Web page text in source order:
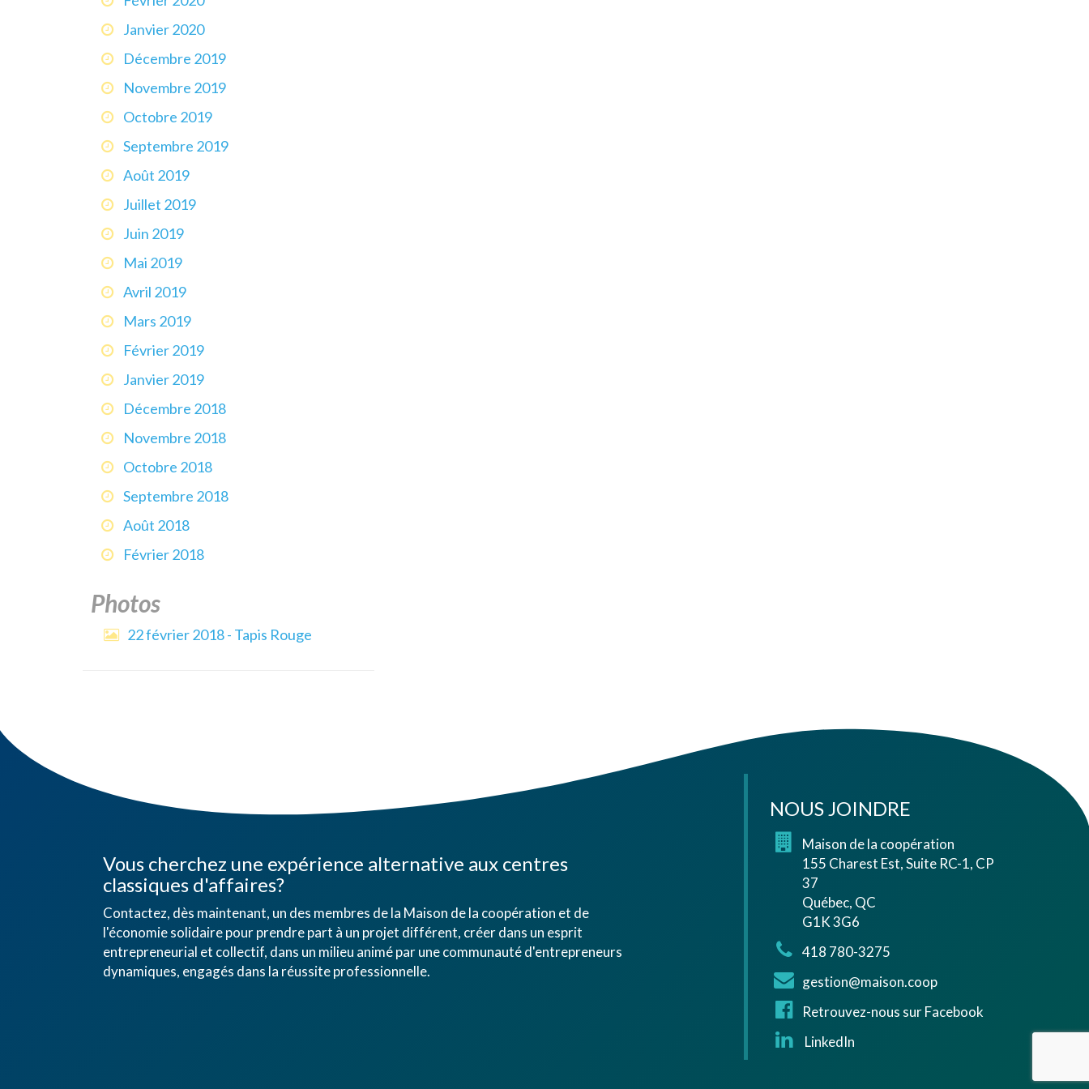
Janvier 2020
Décembre 2019
Novembre 2019
Octobre 2019
Septembre 2019
Août 2019
Juillet 2019
Juin 2019
Mai 2019
Avril 2019
Mars 2019
Février 2019
Janvier 2019
Décembre 2018
Novembre 2018
Octobre 2018
Septembre 2018
Août 2018
Février 2018
Photos
22 février 2018 - Tapis Rouge
Vous cherchez une expérience alternative aux centres
classiques d'affaires?
Contactez, dès maintenant, un des membres de la Maison de la coopération et de
l'économie solidaire pour prendre part à un projet différent, créer dans un esprit
entrepreneurial et collectif, dans un milieu animé par une communauté d'entrepreneurs
dynamiques, engagés dans la réussite professionnelle.
NOUS JOINDRE
Maison de la coopération
155 Charest Est, Suite RC-1, CP
37
Québec, QC
G1K 3G6
418 780-3275
gestion@maison.coop
Retrouvez-nous sur Facebook
LinkedIn